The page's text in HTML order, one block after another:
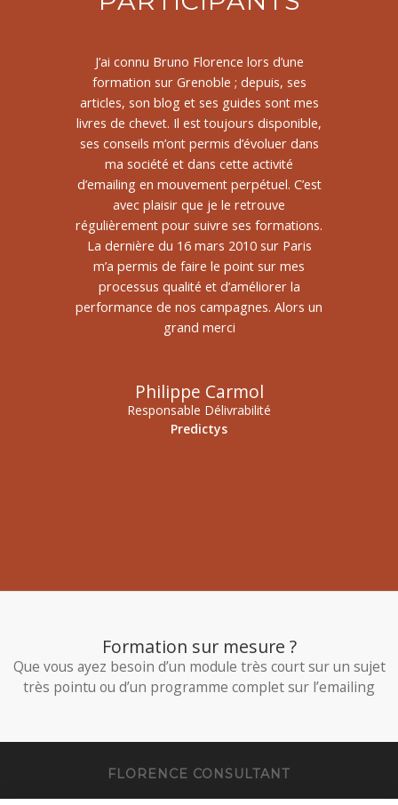
J’ai connu Bruno Florence lors d’une
formation sur Grenoble ; depuis, ses
articles, son blog et ses guides sont mes
livres de chevet. Il est toujours disponible,
ses conseils m’ont permis d’évoluer dans
ma société et dans cette activité
d’emailing en mouvement perpétuel. C’est
avec plaisir que je le retrouve
régulièrement pour suivre ses formations.
La dernière du 16 mars 2010 sur Paris
m’a permis de faire le point sur mes
processus qualité et d’améliorer la
performance de nos campagnes. Alors un
grand merci
Philippe Carmol
Responsable Délivrabilité
Predictys
Suivant
Formation sur mesure ?
Que vous ayez besoin d’un module très court sur un sujet
très pointu ou d’un programme complet sur l’emailing
FLORENCE CONSULTANT